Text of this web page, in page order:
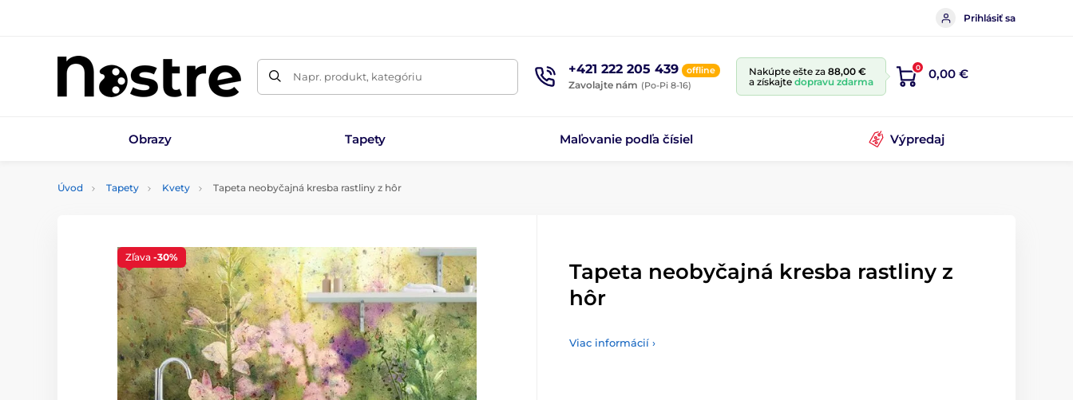
Prihlásiť sa
Napr. produkt, kategóriu +421 222 205 439 offline
Zavolajte nám (Po-Pi 8-16)
Nakúpte ešte za 88,00 €
a získajte dopravu zdarma
0 0,00 €
Obrazy Tapety Maľovanie podľa čísiel Výpredaj
Úvod Tapety Kvety Tapeta neobyčajná kresba rastliny z hôr
Zľava -30%
Tapeta neobyčajná kresba rastliny z
hôr
Viac informácií ›